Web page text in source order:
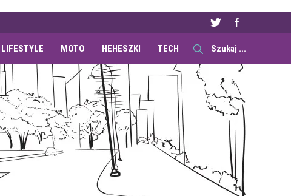
LIFESTYLE MOTO HEHESZKI TECH